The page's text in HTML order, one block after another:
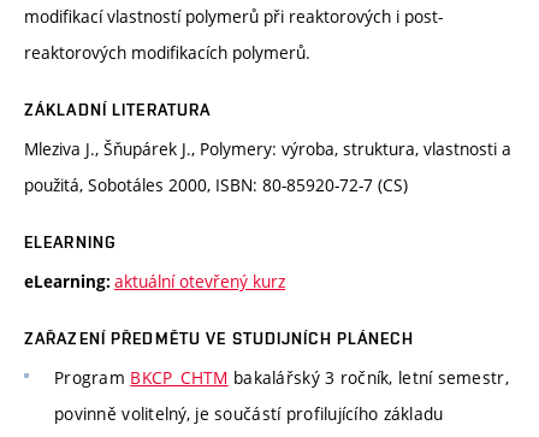
modifikací vlastností polymerů při reaktorových i post-
reaktorových modifikacích polymerů.
ZÁKLADNÍ LITERATURA
Mleziva J., Šňupárek J., Polymery: výroba, struktura, vlastnosti a
použitá, Sobotáles 2000, ISBN: 80-85920-72-7 (CS)
ELEARNING
eLearning: aktuální otevřený kurz
ZAŘAZENÍ PŘEDMĚTU VE STUDIJNÍCH PLÁNECH
Program BKCP_CHTM bakalářský 3 ročník, letní semestr,
povinně volitelný, je součástí profilujícího základu